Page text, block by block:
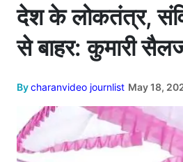
देश के लोकतंत्र,
से बाहर: कुमारी
Bycharanvideo journlist May 18,